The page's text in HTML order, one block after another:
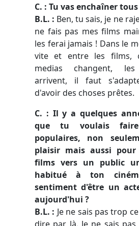
C. : Tu vas enchaîner
B.L. : Ben, tu sais, je ne
ne fais pas mes films
les ferai jamais ! Dans le
vite et entre les films,
medias changent, les
arrivent, il faut
d'avoir des choses prêtes.
C. : Il y a quelques
que tu voulais
populaires, non
plaisir mais aussi
films vers un public
habitué à ton
sentiment d'être un
aujourd'hui ?
B.L. : Je ne sais pas trop